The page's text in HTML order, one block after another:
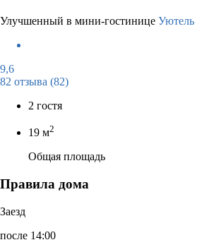
Улучшенный в мини-гостинице Уютель
9,6
82 отзыва (82)
2 гостя
19 м2
Общая площадь
Правила дома
Заезд
после 14:00